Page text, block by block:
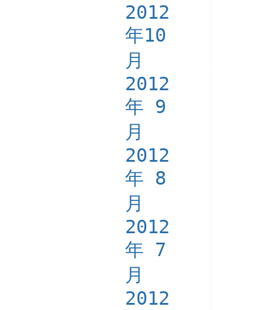
2012
年10
月
2012
年 9
月
2012
年 8
月
2012
年 7
月
2012